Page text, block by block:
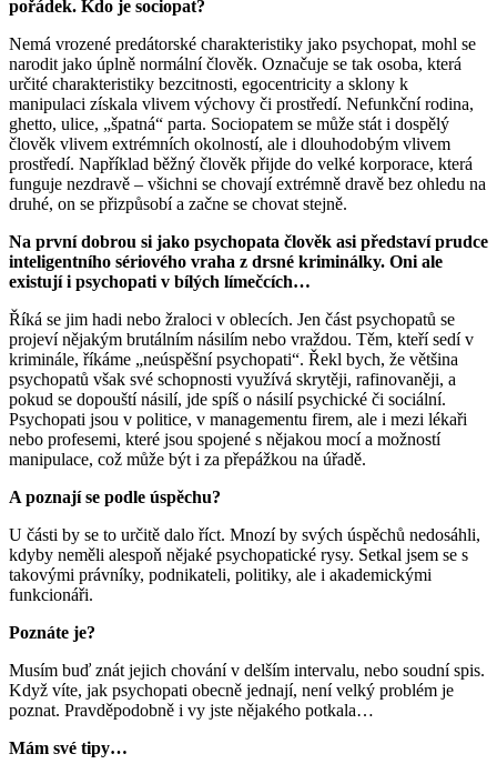
pořádek. Kdo je sociopat?
Nemá vrozené predátorské charakteristiky jako psychopat, mohl se
narodit jako úplně normální člověk. Označuje se tak osoba, která
určité charakteristiky bezcitnosti, egocentricity a sklony k
manipulaci získala vlivem výchovy či prostředí. Nefunkční rodina,
ghetto, ulice, „špatná“ parta. Sociopatem se může stát i dospělý
člověk vlivem extrémních okolností, ale i dlouhodobým vlivem
prostředí. Například běžný člověk přijde do velké korporace, která
funguje nezdravě – všichni se chovají extrémně dravě bez ohledu na
druhé, on se přizpůsobí a začne se chovat stejně.
Na první dobrou si jako psychopata člověk asi představí prudce
inteligentního sériového vraha z drsné kriminálky. Oni ale
existují i psychopati v bílých límečcích…
Říká se jim hadi nebo žraloci v oblecích. Jen část psychopatů se
projeví nějakým brutálním násilím nebo vraždou. Těm, kteří sedí v
kriminále, říkáme „neúspěšní psychopati“. Řekl bych, že většina
psychopatů však své schopnosti využívá skrytěji, rafinovaněji, a
pokud se dopouští násilí, jde spíš o násilí psychické či sociální.
Psychopati jsou v politice, v managementu firem, ale i mezi lékaři
nebo profesemi, které jsou spojené s nějakou mocí a možností
manipulace, což může být i za přepážkou na úřadě.
A poznají se podle úspěchu?
U části by se to určitě dalo říct. Mnozí by svých úspěchů nedosáhli,
kdyby neměli alespoň nějaké psychopatické rysy. Setkal jsem se s
takovými právníky, podnikateli, politiky, ale i akademickými
funkcionáři.
Poznáte je?
Musím buď znát jejich chování v delším intervalu, nebo soudní spis.
Když víte, jak psychopati obecně jednají, není velký problém je
poznat. Pravděpodobně i vy jste nějakého potkala…
Mám své tipy…